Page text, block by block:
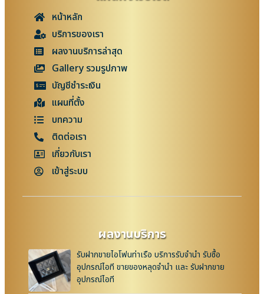
หน้าหลัก
บริการของเรา
ผลงานบริการล่าสุด
Gallery รวมรูปภาพ
บัญชีชำระเงิน
แผนที่ตั้ง
บทความ
ติดต่อเรา
เกี่ยวกับเรา
เข้าสู่ระบบ
ผลงานบริการ
รับฝากขายไอโฟนท่าเรือ บริการรับจำนำ รับซื้อ
อุปกรณ์ไอที ขายของหลุดจำนำ และ รับฝากขาย
อุปกรณ์ไอที